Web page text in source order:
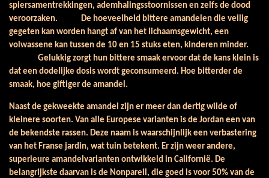
spiersamentrekkingen, ademhalingsstoornissen en zelfs de dood
veroorzaken. De hoeveelheid bittere amandelen die veilig
gegeten kan worden hangt af van het lichaamsgewicht, een
volwassene kan tussen de 10 en 15 stuks eten, kinderen minder.
Gelukkig zorgt hun bittere smaak ervoor dat de kans klein is
dat een dodelijke dosis wordt geconsumeerd. Hoe bitterder de
smaak, hoe giftiger de amandel.
Naast de gekweekte amandel zijn er meer dan dertig wilde of
kleinere soorten. Van alle Europese varianten is de Jordan een van
de bekendste rassen. Deze naam is waarschijnlijk een verbastering
van het Franse jardin, wat tuin betekent. Er zijn weer andere,
superieure amandelvarianten ontwikkeld in Californië. De
belangrijkste daarvan is de Nonpareil, die goed is voor 50% van de